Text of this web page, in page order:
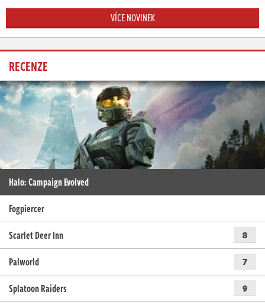
VÍCE NOVINEK
RECENZE
Halo: Campaign Evolved
Fogpiercer
Scarlet Deer Inn
8
Palworld 7
Splatoon Raiders 9